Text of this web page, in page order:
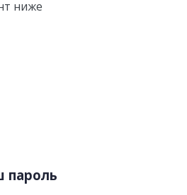
ниже
пароль